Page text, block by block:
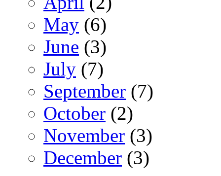
May (6)
June (3)
July (7)
September (7)
October (2)
November (3)
December (3)